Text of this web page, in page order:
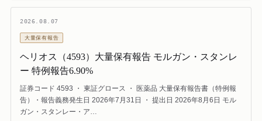
2026.08.07
大量保有報告
ヘリオス（4593）大量保有報告 モルガン・スタンレ
ー 特例報告6.90%
証券コード 4593 ・ 東証グロース ・ 医薬品 大量保有報告書（特例報
告）・報告義務発生日 2026年7月31日 ・ 提出日 2026年8月6日 モル
ガン・スタンレー・ア…